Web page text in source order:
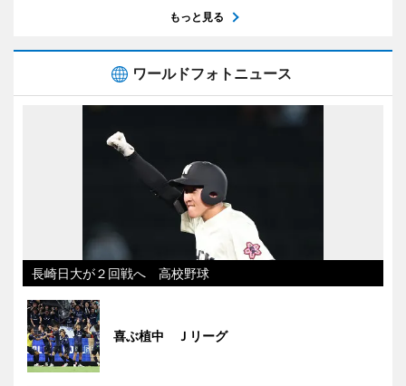
もっと見る
ワールドフォトニュース
長崎日大が２回戦へ 高校野球
喜ぶ植中 Ｊリーグ